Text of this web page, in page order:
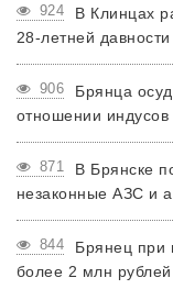
924
В Клинцах
28-летней давности
906
Брянца
отношении индусов
871
В Брянске
незаконные АЗС и
844
Брянец при
более 2 млн рублей